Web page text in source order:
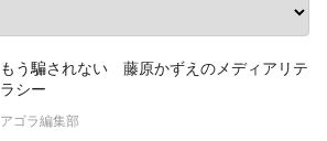
もう騙されない 藤原かずえのメディアリテ
ラシー
アゴラ編集部